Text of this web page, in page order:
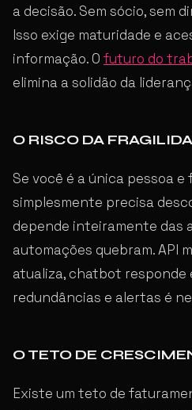
a decisão. Sem sócio, sem
Isso exige maturidade e
informação. O futuro do
elimina a solidão da
O RISCO DA
Se você é a única pessoa
simplesmente precisa
depende inteiramente das
automações quebram. API
atualiza, chatbot responde
redundâncias e alertas é
O TETO DE
Existe um teto de